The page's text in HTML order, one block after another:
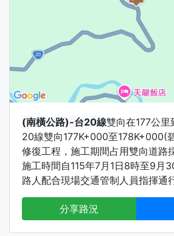
(南橫公路)-台20線雙向在177公里
20線雙向177K+000至178K+000(
修復工程，施工期間占用雙向道路
施工時間自115年7月1日8時至9月
路人配合現場交通管制人員指揮通
分享路況